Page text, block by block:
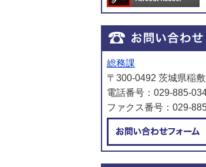
総務課
〒300-0492 茨城県稲
電話番号：029-885-
ファクス番号：029-